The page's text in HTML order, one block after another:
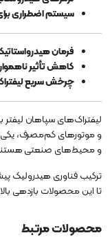
سیستم اضطراری
فرمان
کاهش تأثیر
چرخش سریع
لیفتراک‌های سپاهان
و موتورهای کم‌مصرف، یکی
و محیط‌های صنعتی
ترکیب فناوری هیدرولیک
تا این محصولات بازدهی
محصولات مرتبط